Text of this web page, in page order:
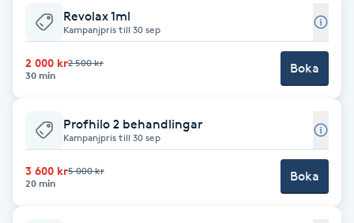
Funktionsanalys
Föning
Gelenaglar
Revolax 1ml
Kampanjpris till 30 sep
2 000 kr2 500 kr
30 min
Boka
Profhilo 2 behandlingar
Kampanjpris till 30 sep
3 600 kr5 000 kr
20 min
Boka